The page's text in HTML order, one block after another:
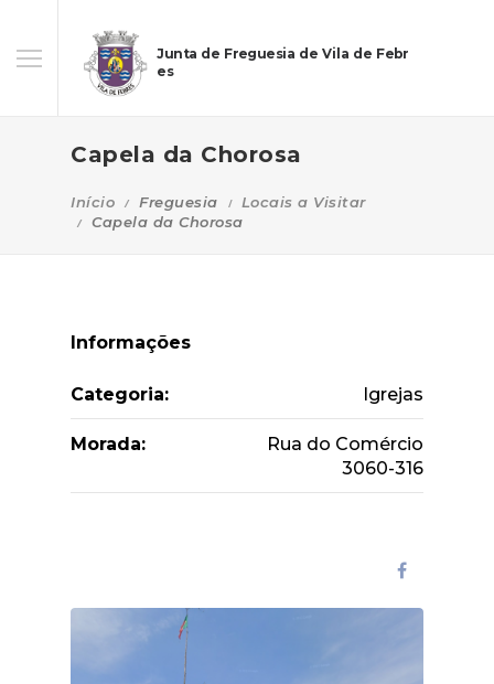
Junta de Freguesia de Vila de Febr
es
Capela da Chorosa
Início Freguesia
Locais a Visitar
Capela da Chorosa
Informações
Categoria: Igrejas
Morada:
Rua do Comércio
3060-316